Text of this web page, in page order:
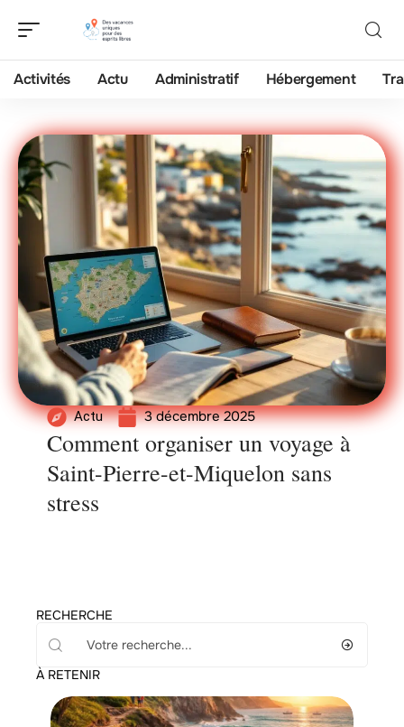
Activités Actu Administratif Hébergement
Actu 3 décembre 2025
Comment organiser un voyage à
Saint-Pierre-et-Miquelon sans
stress
RECHERCHE
À RETENIR